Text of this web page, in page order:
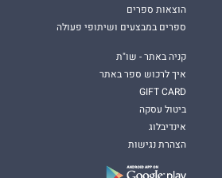
הוצאות ספרים
ספרים במבצעים ושיתופי פעולה
קניה באתר - שו"ת
איך לרכוש ספר באתר
GIFT CARD
ביטול עסקה
אינדיבלוג
הצהרת נגישות